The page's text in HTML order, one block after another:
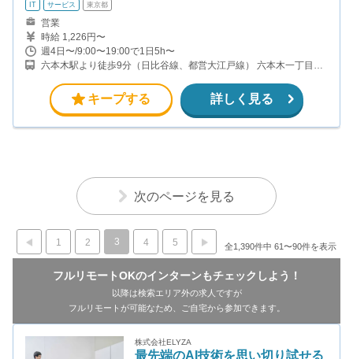
IT サービス 東京都
営業
時給 1,226円〜
週4日〜/9:00〜19:00で1日5h〜
六本木駅より徒歩9分（日比谷線、都営大江戸線） 六本木一丁目駅
キープする 詳しく見る
次のページを見る
1 2 3 4 5 全1,390件中 61〜90件を表示
フルリモートOKのインターンもチェックしよう！
以降は検索エリア外の求人ですが
フルリモートが可能なため、ご自宅から参加できます。
株式会社ELYZA
最先端のAI技術を思い切り試せる